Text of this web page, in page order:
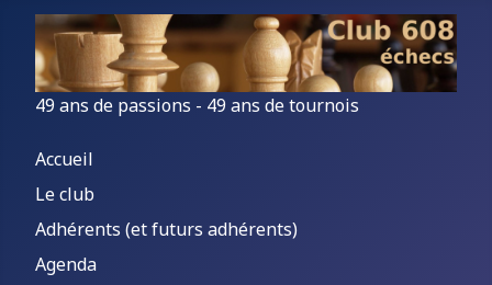
49 ans de passions - 49 ans de tournois
Accueil
Le club
Adhérents (et futurs adhérents)
Agenda